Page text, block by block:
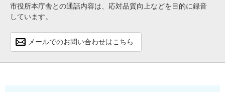
市役所本庁舎との通話内容は、応対品質向上などを目的に録音
しています。
メールでのお問い合わせはこちら